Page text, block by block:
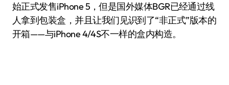
始正式发售iPhone 5，但是国外媒体BGR已经通过线
人拿到包装盒，并且让我们见识到了“非正式”版本的
开箱——与iPhone 4/4S不一样的盒内构造。